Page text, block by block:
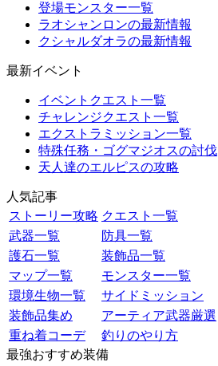
登場モンスター一覧
ラオシャンロンの最新情報
クシャルダオラの最新情報
最新イベント
イベントクエスト一覧
チャレンジクエスト一覧
エクストラミッション一覧
特殊任務・ゴグマジオスの討伐
天人達のエルピスの攻略
人気記事
ストーリー攻略 クエスト一覧
武器一覧
防具一覧
護石一覧
装飾品一覧
マップ一覧
モンスター一覧
環境生物一覧
サイドミッション
装飾品集め
アーティア武器厳選
重ね着コーデ
釣りのやり方
最強おすすめ装備